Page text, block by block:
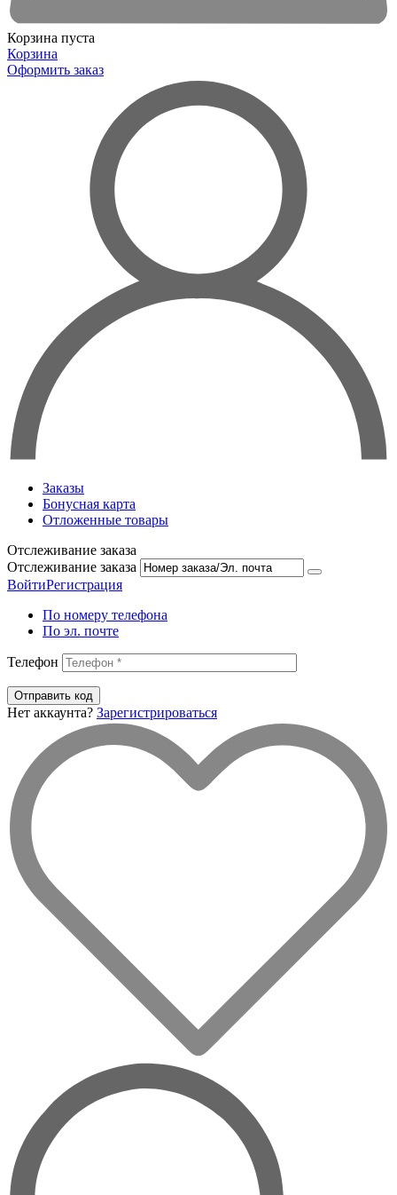
Корзина пуста
Корзина
Оформить заказ
Заказы
Бонусная карта
Отложенные товары
Отслеживание заказа
Отслеживание заказа
ВойтиРегистрация
По номеру телефона
По эл. почте
Телефон
Отправить код
Нет аккаунта? Зарегистрироваться